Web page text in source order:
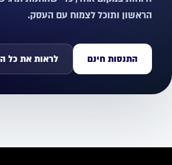
הראשון ותוכל לצמוח עם העסק.
התנסות חינם לראות את כל